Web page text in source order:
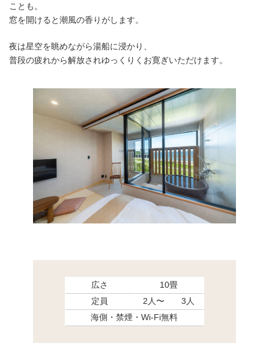
ことも。
窓を開けると潮風の香りがします。
夜は星空を眺めながら湯船に浸かり、
普段の疲れから解放されゆっくりくお寛ぎいただけます。
広さ
10畳
定員
2人〜 3人
海側・禁煙・Wi-Fi無料